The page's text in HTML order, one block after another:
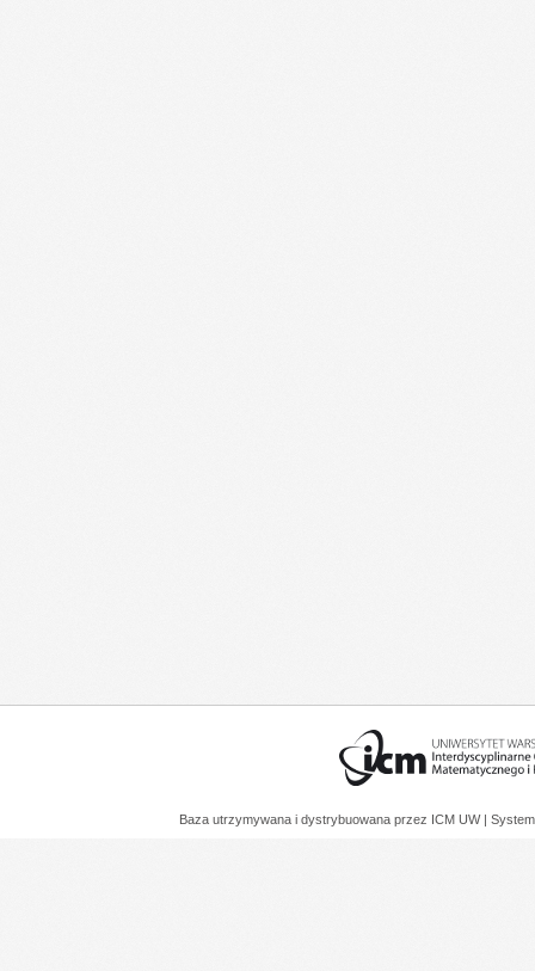
Baza utrzymywana i dystrybuowana przez ICM UW |